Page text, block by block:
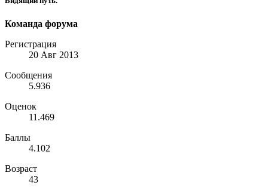
Команда форума
Регистрация
20 Авг 2013
Сообщения
5.936
Оценок
11.469
Баллы
4.102
Возраст
43